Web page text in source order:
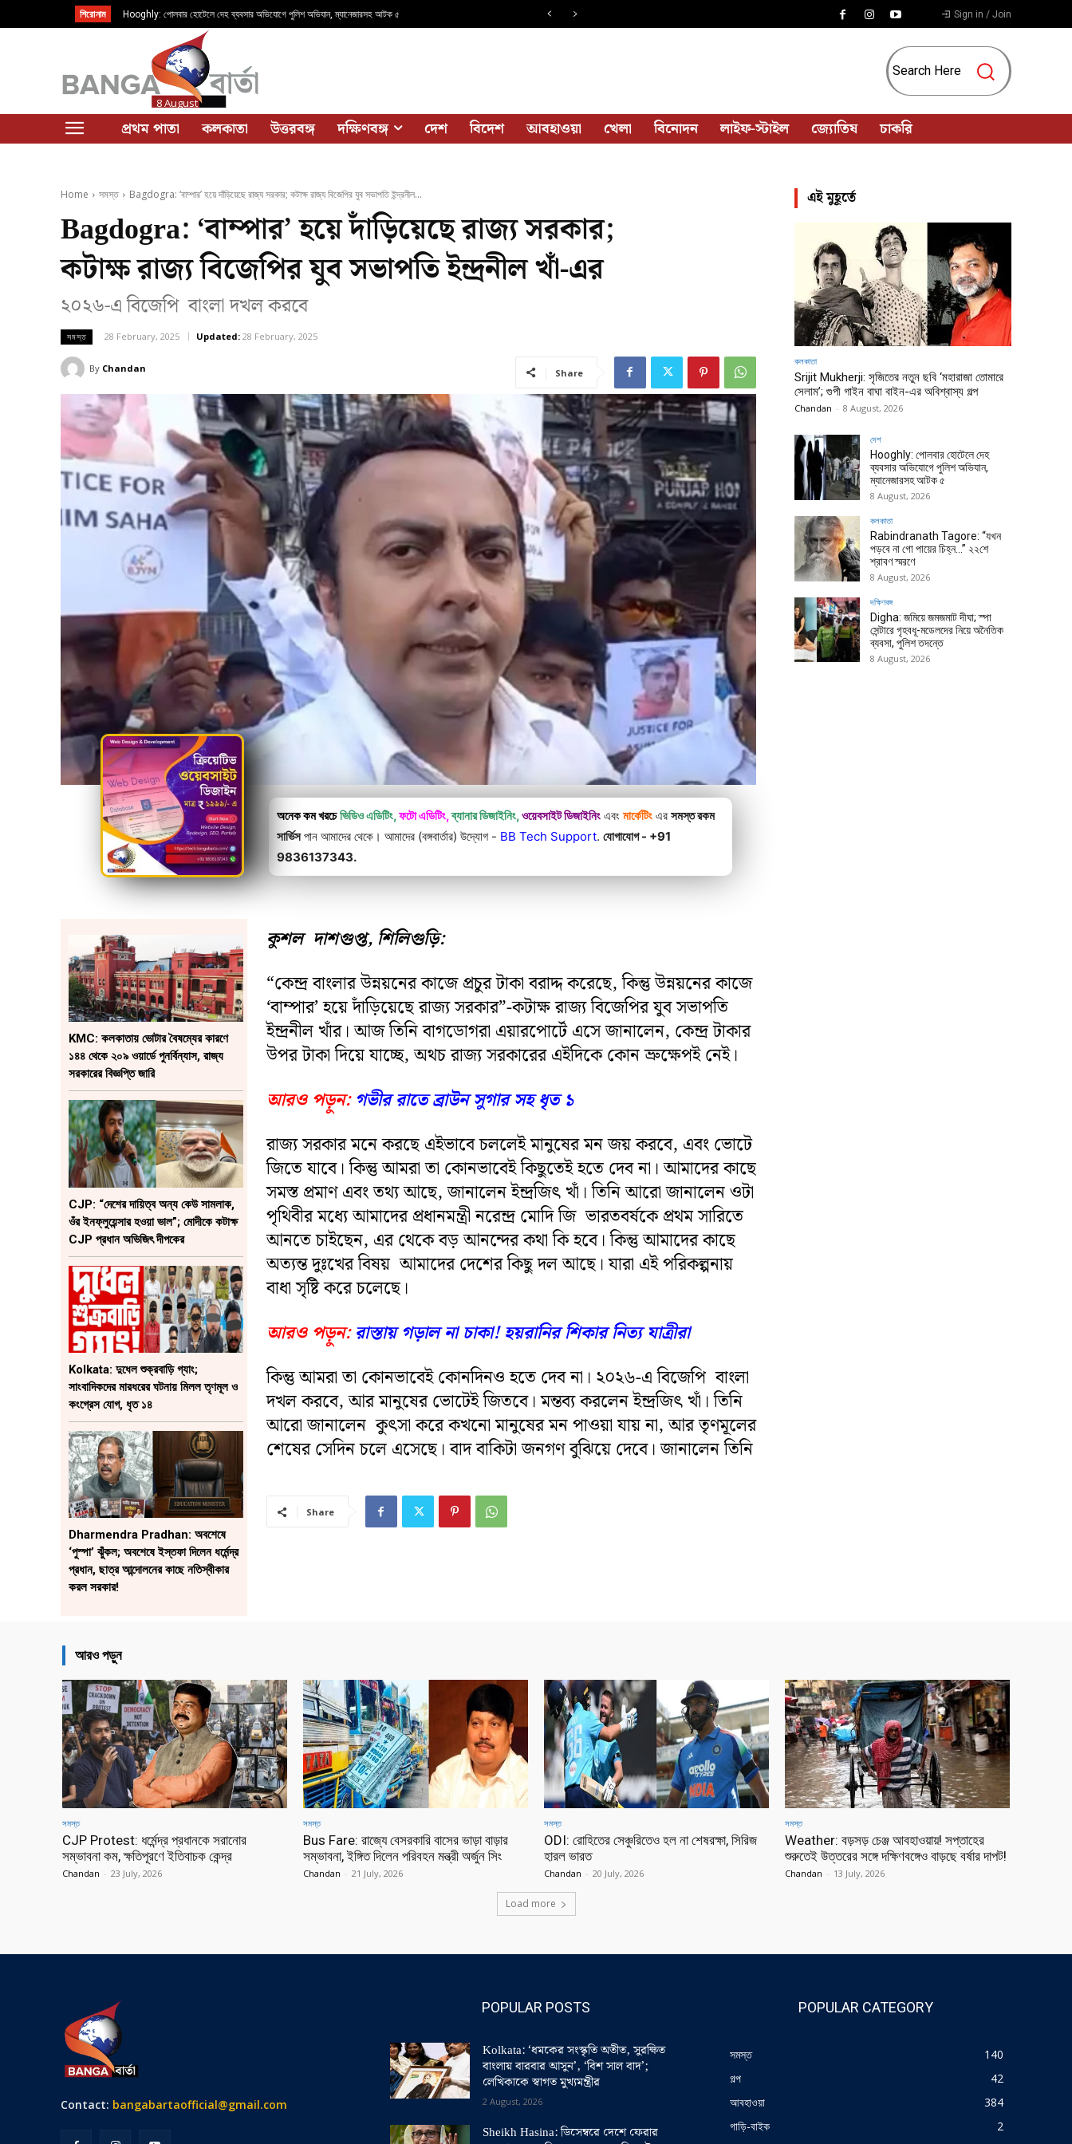
শিরোনাম Hooghly: পোলবার হোটেলে দেহ ব্যবসার অভিযোগে পুলিশ অভিযান, ম্যানেজারসহ আটক ৫
Rabindranath Tagore: “যখন পড়বে না গো পায়ের চিহ্ন…” ২২শে শ্রাবণ স্মরণে Sign in / Join
8 August
Search Here
প্রথম পাতা কলকাতা উত্তরবঙ্গ দক্ষিণবঙ্গ দেশ বিদেশ আবহাওয়া খেলা বিনোদন লাইফ-স্টাইল জ্যোতিষ চাকরি
Home সমস্ত Bagdogra: ‘বাম্পার’ হয়ে দাঁড়িয়েছে রাজ্য সরকার; কটাক্ষ রাজ্য বিজেপির যুব সভাপতি ইন্দ্রনীল...
Bagdogra: ‘বাম্পার’ হয়ে দাঁড়িয়েছে রাজ্য সরকার;
কটাক্ষ রাজ্য বিজেপির যুব সভাপতি ইন্দ্রনীল খাঁ-এর
২০২৬-এ বিজেপি বাংলা দখল করবে
সমস্ত 28 February, 2025 Updated: 28 February, 2025
By Chandan Share
অনেক কম খরচে ভিডিও এডিটিং,ফটো এডিটিং,ব্যানার ডিজাইনিং,ওয়েবসাইট ডিজাইনিং এবংমার্কেটিং এরসমস্ত রকম
সার্ভিসপান আমাদের থেকে। আমাদের (বঙ্গবার্তার) উদ্যোগ - BB Tech Support.যোগাযোগ - +91
9836137343.
KMC: কলকাতায় ভোটার বৈষম্যের কারণে
১৪৪ থেকে ২০৯ ওয়ার্ডে পুনর্বিন্যাস, রাজ্য
সরকারের বিজ্ঞপ্তি জারি
CJP: “দেশের দায়িত্ব অন্য কেউ সামলাক,
ওঁর ইনফ্লুয়েন্সার হওয়া ভাল”; মোদীকে কটাক্ষ
CJP প্রধান অভিজিৎ দীপকের
Kolkata: দুধেল শুক্রবাড়ি গ্যাং;
সাংবাদিকদের মারধরের ঘটনায় মিলল তৃণমূল ও
কংগ্রেস যোগ, ধৃত ১৪
Dharmendra Pradhan: অবশেষে
‘পুস্পা’ ঝুঁকল; অবশেষে ইস্তফা দিলেন ধর্মেন্দ্র
প্রধান, ছাত্র আন্দোলনের কাছে নতিস্বীকার
করল সরকার!
কুশল দাশগুপ্ত, শিলিগুড়ি:
“কেন্দ্র বাংলার উন্নয়নের কাজে প্রচুর টাকা বরাদ্দ করেছে, কিন্তু উন্নয়নের কাজে
‘বাম্পার’ হয়ে দাঁড়িয়েছে রাজ্য সরকার”-কটাক্ষ রাজ্য বিজেপির যুব সভাপতি
ইন্দ্রনীল খাঁর। আজ তিনি বাগডোগরা এয়ারপোর্টে এসে জানালেন, কেন্দ্র টাকার
উপর টাকা দিয়ে যাচ্ছে, অথচ রাজ্য সরকারের এইদিকে কোন ভ্রুক্ষেপই নেই।
আরও পড়ুন: গভীর রাতে ব্রাউন সুগার সহ ধৃত ১
রাজ্য সরকার মনে করছে এইভাবে চললেই মানুষের মন জয় করবে, এবং ভোটে
জিতে যাবে। কিন্তু আমরা তা কোনভাবেই কিছুতেই হতে দেব না। আমাদের কাছে
সমস্ত প্রমাণ এবং তথ্য আছে, জানালেন ইন্দ্রজিৎ খাঁ। তিনি আরো জানালেন ওটা
পৃথিবীর মধ্যে আমাদের প্রধানমন্ত্রী নরেন্দ্র মোদি জি ভারতবর্ষকে প্রথম সারিতে
আনতে চাইছেন, এর থেকে বড় আনন্দের কথা কি হবে। কিন্তু আমাদের কাছে
অত্যন্ত দুঃখের বিষয় আমাদের দেশের কিছু দল আছে। যারা এই পরিকল্পনায়
বাধা সৃষ্টি করে চলেছে।
আরও পড়ুন: রাস্তায় গড়াল না চাকা! হয়রানির শিকার নিত্য যাত্রীরা
কিন্তু আমরা তা কোনভাবেই কোনদিনও হতে দেব না। ২০২৬-এ বিজেপি বাংলা
দখল করবে, আর মানুষের ভোটেই জিতবে। মন্তব্য করলেন ইন্দ্রজিৎ খাঁ। তিনি
আরো জানালেন কুৎসা করে কখনো মানুষের মন পাওয়া যায় না, আর তৃণমূলের
শেষের সেদিন চলে এসেছে। বাদ বাকিটা জনগণ বুঝিয়ে দেবে। জানালেন তিনি
Share
এই মুহূর্তে
কলকাতা
Srijit Mukherji: সৃজিতের নতুন ছবি ‘মহারাজা তোমারে
সেলাম’; গুপী গাইন বাঘা বাইন-এর অবিশ্বাস্য গল্প
Chandan - 8 August, 2026
দেশ
Hooghly: পোলবার হোটেলে দেহ
ব্যবসার অভিযোগে পুলিশ অভিযান,
ম্যানেজারসহ আটক ৫
8 August, 2026
কলকাতা
Rabindranath Tagore: “যখন
পড়বে না গো পায়ের চিহ্ন…” ২২শে
শ্রাবণ স্মরণে
8 August, 2026
দক্ষিণবঙ্গ
Digha: জমিয়ে জমজমাট দীঘা; স্পা
সেন্টারে গৃহবধূ-মডেলদের নিয়ে অনৈতিক
ব্যবসা, পুলিশ তদন্তে
8 August, 2026
আরও পড়ুন
সমস্ত
CJP Protest: ধর্মেন্দ্র প্রধানকে সরানোর
সম্ভাবনা কম, ক্ষতিপূরণে ইতিবাচক কেন্দ্র
Chandan - 23 July, 2026
সমস্ত
Bus Fare: রাজ্যে বেসরকারি বাসের ভাড়া বাড়ার
সম্ভাবনা, ইঙ্গিত দিলেন পরিবহন মন্ত্রী অর্জুন সিং
Chandan - 21 July, 2026
সমস্ত
ODI: রোহিতের সেঞ্চুরিতেও হল না শেষরক্ষা, সিরিজ
হারল ভারত
Chandan - 20 July, 2026
সমস্ত
Weather: বড়সড় চেঞ্জ আবহাওয়ায়! সপ্তাহের
শুরুতেই উত্তরের সঙ্গে দক্ষিণবঙ্গেও বাড়ছে বর্ষার দাপট!
Chandan - 13 July, 2026
Load more
Contact: bangabartaofficial@gmail.com
POPULAR POSTS
Kolkata: ‘ধমকের সংস্কৃতি অতীত, সুরক্ষিত
বাংলায় বারবার আসুন’, ‘বিশ সাল বাদ’;
লেখিকাকে স্বাগত মুখ্যমন্ত্রীর
2 August, 2026
Sheikh Hasina: ডিসেম্বরে দেশে ফেরার
POPULAR CATEGORY
সমস্ত
140
গল্প
42
আবহাওয়া
384
গাড়ি-বাইক
2